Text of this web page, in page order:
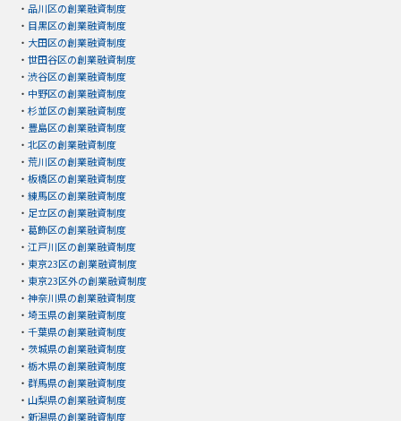
・ 品川区の創業融資制度
・ 目黒区の創業融資制度
・ 大田区の創業融資制度
・ 世田谷区の創業融資制度
・ 渋谷区の創業融資制度
・ 中野区の創業融資制度
・ 杉並区の創業融資制度
・ 豊島区の創業融資制度
・ 北区の創業融資制度
・ 荒川区の創業融資制度
・ 板橋区の創業融資制度
・ 練馬区の創業融資制度
・ 足立区の創業融資制度
・ 葛飾区の創業融資制度
・ 江戸川区の創業融資制度
・ 東京23区の創業融資制度
・ 東京23区外の創業融資制度
・ 神奈川県の創業融資制度
・ 埼玉県の創業融資制度
・ 千葉県の創業融資制度
・ 茨城県の創業融資制度
・ 栃木県の創業融資制度
・ 群馬県の創業融資制度
・ 山梨県の創業融資制度
・ 新潟県の創業融資制度